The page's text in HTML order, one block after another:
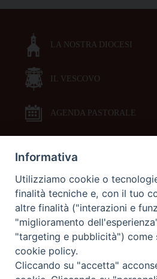
LA NOSTRA DIOCESI
IL VESCOVO
AGENDA PASTORALE
DOCUMENTI PASTORALI
ORARI MESSE
LITURGIA DELLE ORE
GALLERIE FOTOGRAFICHE
Informativa
Utilizziamo cookie o
finalità tecniche e, con il tuo
altre finalità ("interazioni e
"miglioramento
"targeting e pubblicità") come
cookie policy.
Cliccando su "accetta"